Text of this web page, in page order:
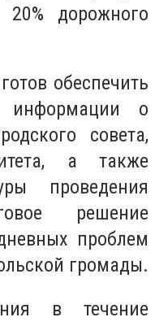
дорожного
обеспечить
информации о
совета,
а также
проведения
решение
проблем
громады.
в течение